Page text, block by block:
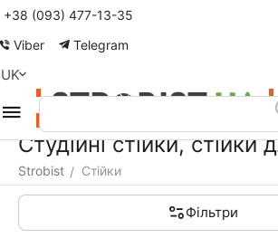
+38 (093) 477-13-35
Viber
Telegram
UK
Студійні стійки, стійки
Strobist / Стійки
Фільтри
Меню